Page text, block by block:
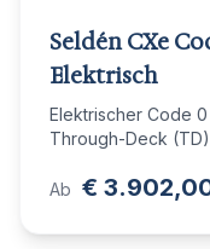
Seldén CXe
Elektrisch
Elektrischer Code
Through-Deck
Ab €